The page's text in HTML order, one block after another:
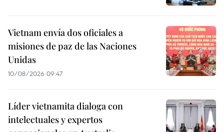
Vietnam envía dos oficiales a
misiones de paz de las Naciones
Unidas
10/08/2026 09:47
Líder vietnamita dialoga con
intelectuales y expertos